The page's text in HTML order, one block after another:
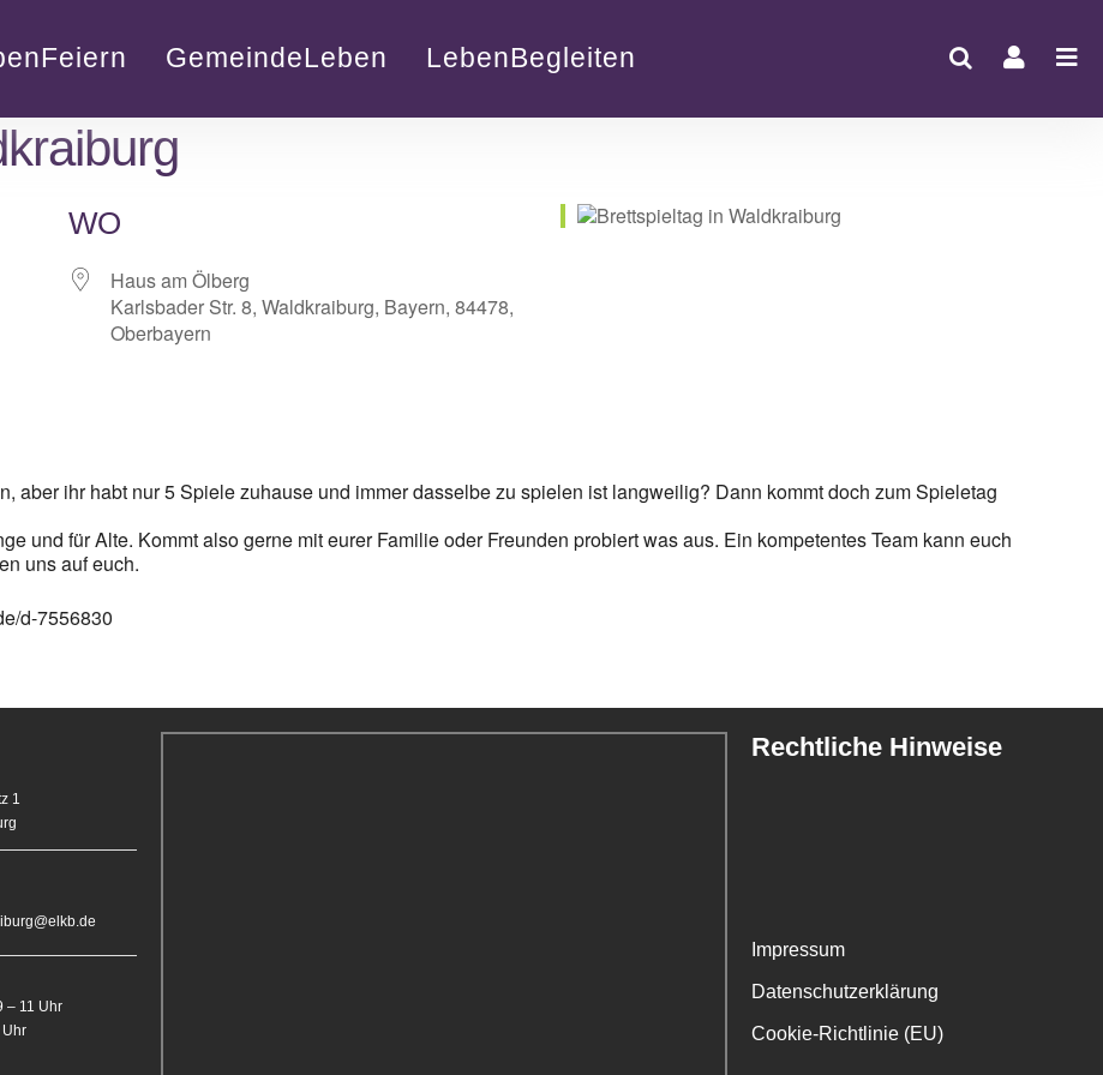
GemeindeLeben LebenBegleiten
WO
Haus am Ölberg
Karlsbader Str. 8, Waldkraiburg, Bayern, 84478,
Oberbayern
aber ihr habt nur 5 Spiele zuhause und immer dasselbe zu spielen ist langweilig? Dann kommt doch zum Spieletag
und für Alte. Kommt also gerne mit eurer Familie oder Freunden probiert was aus. Ein kompetentes Team kann euch
uns auf euch.
d-7556830
1
– 11 Uhr
Uhr
Rechtliche Hinweise
Impressum
Datenschutzerklärung
Cookie-Richtlinie (EU)